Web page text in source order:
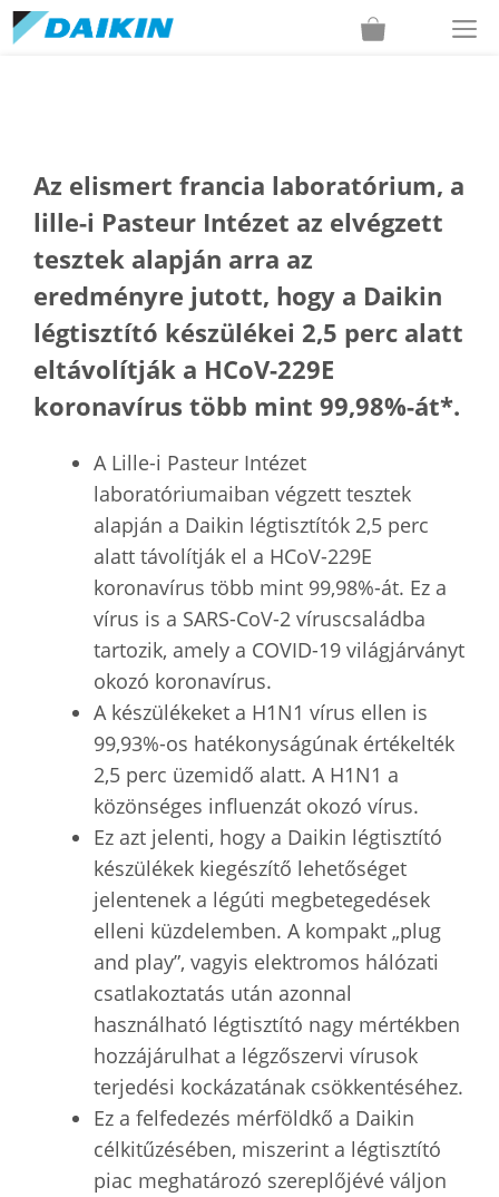
Kilépés
Az elismert francia laboratórium, a
lille-i Pasteur Intézet az elvégzett
tesztek alapján arra az
eredményre jutott, hogy a Daikin
légtisztító készülékei 2,5 perc alatt
eltávolítják a HCoV-229E
koronavírus több mint 99,98%-át*.
A Lille-i Pasteur Intézet
laboratóriumaiban végzett tesztek
alapján a Daikin légtisztítók 2,5 perc
alatt távolítják el a HCoV-229E
koronavírus több mint 99,98%-át. Ez a
vírus is a SARS-CoV-2 víruscsaládba
tartozik, amely a COVID-19 világjárványt
okozó koronavírus.
A készülékeket a H1N1 vírus ellen is
99,93%-os hatékonyságúnak értékelték
2,5 perc üzemidő alatt. A H1N1 a
közönséges influenzát okozó vírus.
Ez azt jelenti, hogy a Daikin légtisztító
készülékek kiegészítő lehetőséget
jelentenek a légúti megbetegedések
elleni küzdelemben. A kompakt „plug
and play”, vagyis elektromos hálózati
csatlakoztatás után azonnal
használható légtisztító nagy mértékben
hozzájárulhat a légzőszervi vírusok
terjedési kockázatának csökkentéséhez.
Ez a felfedezés mérföldkő a Daikin
célkitűzésében, miszerint a légtisztító
piac meghatározó szereplőjévé váljon